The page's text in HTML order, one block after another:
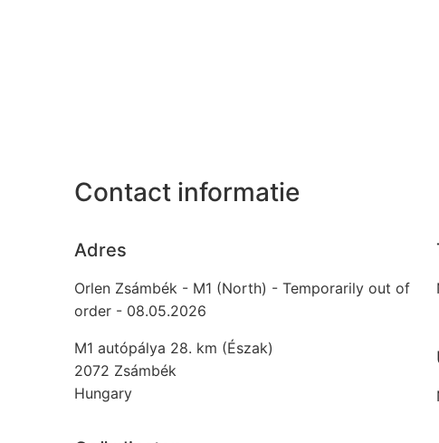
Contact informatie
Adres
Orlen Zsámbék - M1 (North) - Temporarily out of
order - 08.05.2026
M1 autópálya 28. km (Észak)
2072 Zsámbék
Hungary